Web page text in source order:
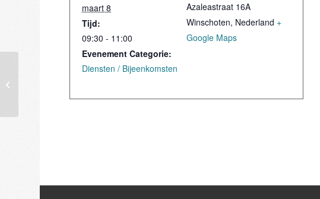
maart 8
Tijd:
09:30 - 11:00
Evenement Categorie:
Diensten / Bijeenkomsten
Azaleastraat 16A
Winschoten, Nederland +
Google Maps